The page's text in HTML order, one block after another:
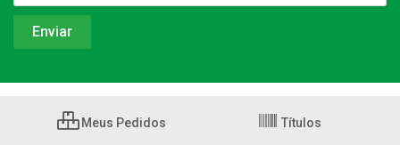
Meus Pedidos Títulos